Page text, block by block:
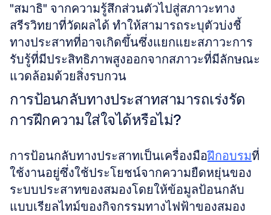
"สมาธิ" จากความรู้สึกส่วนตัวไปสู่สภาวะทาง
สรีรวิทยาที่วัดผลได้ ทำให้สามารถระบุตัวบ่งชี้
ทางประสาทที่อาจเกิดขึ้นซึ่งแยกแยะสภาวะการ
รับรู้ที่มีประสิทธิภาพสูงออกจากสภาวะที่มีลักษณะ
แวดล้อมด้วยสิ่งรบกวน
การป้อนกลับทางประสาทสามารถเร่งรัด
การฝึกความใส่ใจได้หรือไม่?
การป้อนกลับทางประสาทเป็นเครื่องมือฝึกอบรมที่
ใช้งานอยู่ซึ่งใช้ประโยชน์จากความยืดหยุ่นของ
ระบบประสาทของสมองโดยให้ข้อมูลป้อนกลับ
แบบเรียลไทม์ของกิจกรรมทางไฟฟ้าของสมอง